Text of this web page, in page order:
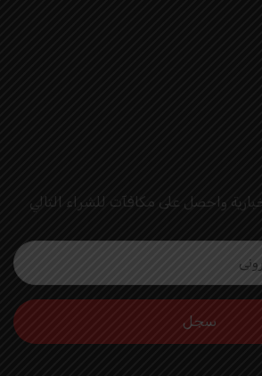
واحصل على مكافآت للشراء التالي